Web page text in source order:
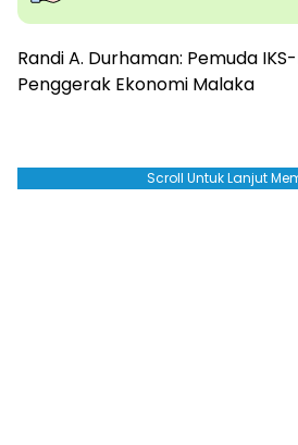
Randi A. Durhaman: Pemuda
Penggerak Ekonomi Malaka
Scroll Untuk Lanjut